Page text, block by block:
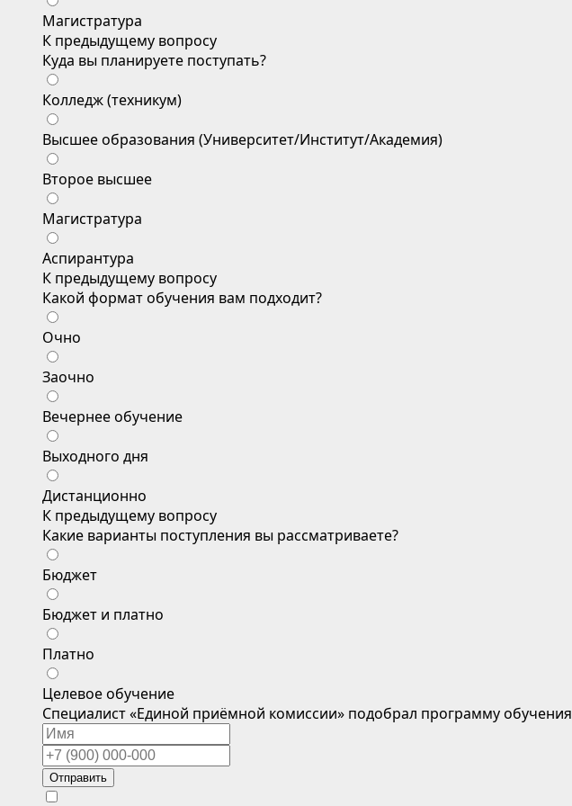
Магистратура
К предыдущему вопросу
Куда вы планируете поступать?
Колледж (техникум)
Высшее образования (Университет/Институт/Академия)
Второе высшее
Магистратура
Аспирантура
К предыдущему вопросу
Какой формат обучения вам подходит?
Очно
Заочно
Вечернее обучение
Выходного дня
Дистанционно
К предыдущему вопросу
Какие варианты поступления вы рассматриваете?
Бюджет
Бюджет и платно
Платно
Целевое обучение
Специалист «Единой приёмной комиссии» подобрал программу обучения
Отправить